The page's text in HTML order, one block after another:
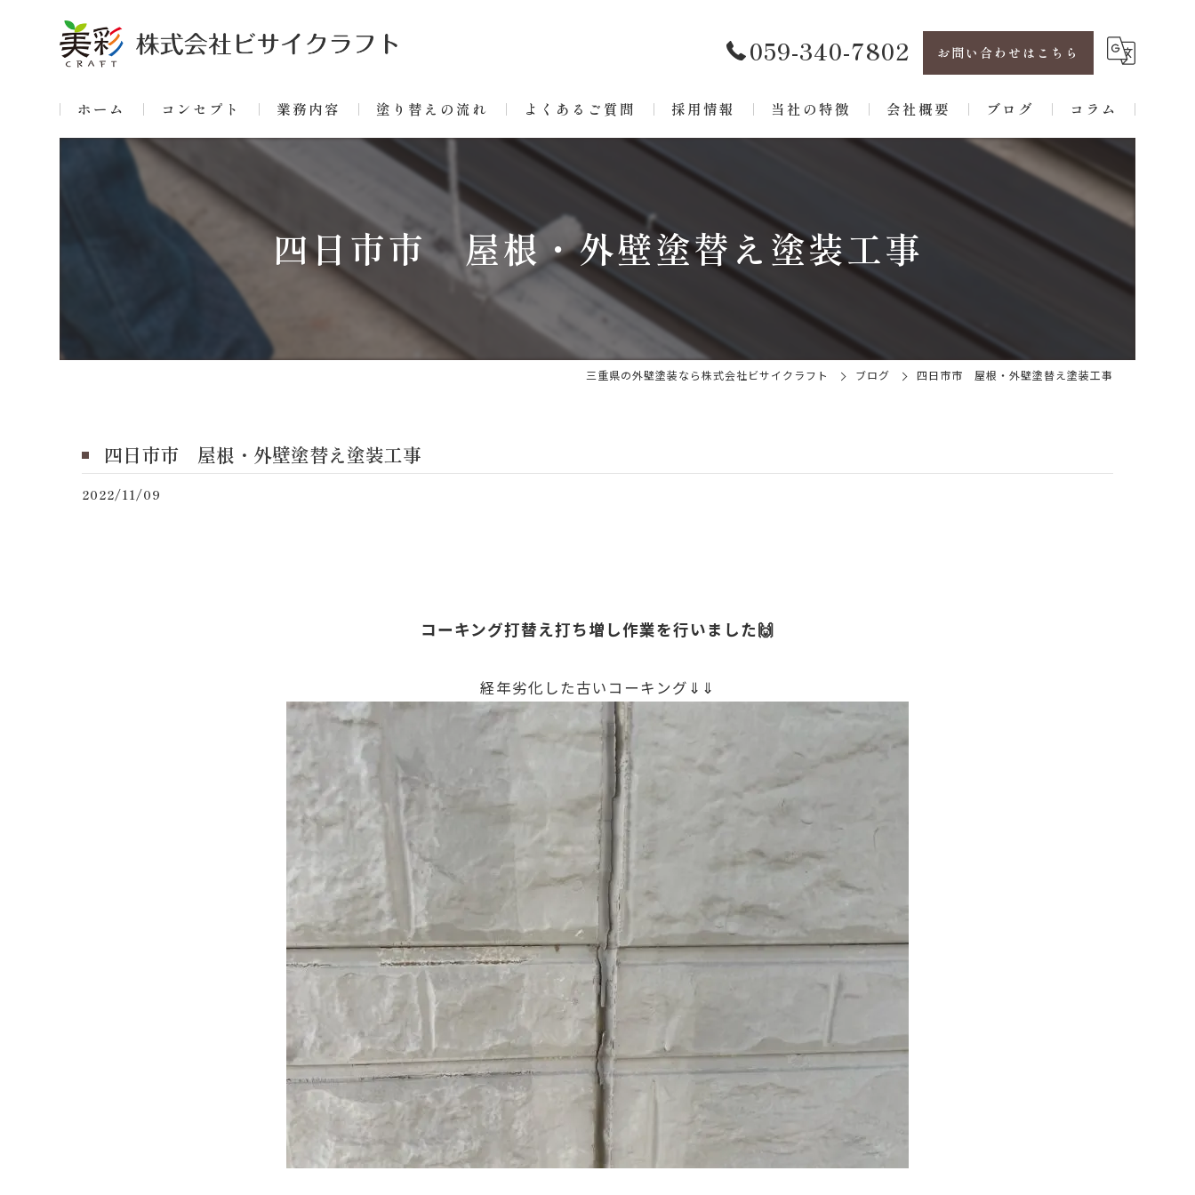
059-340-7802 お問い合わせはこちら
ホーム コンセプト 業務内容 塗り替えの流れ よくあるご質問 採用情報 当社の特徴
戸建て
屋根
会社概要 ブログ コラム
四日市市 屋根・外壁塗替え塗装工事
三重県の外壁塗装なら株式会社ビサイクラフト ブログ 四日市市 屋根・外壁塗替え塗装工事
四日市市 屋根・外壁塗替え塗装工事
2022/11/09
コーキング打替え打ち増し作業を行いました🙌
経年劣化した古いコーキング⇓⇓